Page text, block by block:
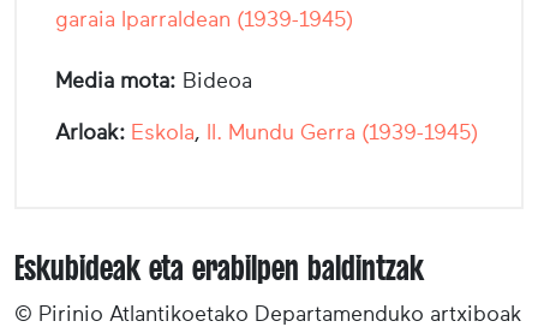
garaia Iparraldean (1939-1945)
Media mota: Bideoa
Arloak: Eskola, II. Mundu Gerra (1939-1945)
Eskubideak eta erabilpen baldintzak
© Pirinio Atlantikoetako Departamenduko artxiboak